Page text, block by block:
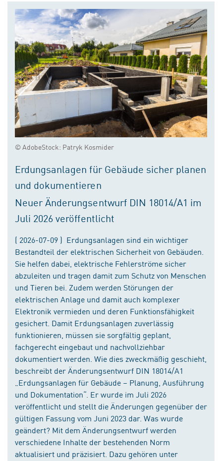
© AdobeStock: Patryk Kosmider
Erdungsanlagen für Gebäude sicher planen
und dokumentieren
Neuer Änderungsentwurf DIN 18014/A1 im
Juli 2026 veröffentlicht
( 2026-07-09 ) Erdungsanlagen sind ein wichtiger
Bestandteil der elektrischen Sicherheit von Gebäuden.
Sie helfen dabei, elektrische Fehlerströme sicher
abzuleiten und tragen damit zum Schutz von Menschen
und Tieren bei. Zudem werden Störungen der
elektrischen Anlage und damit auch komplexer
Elektronik vermieden und deren Funktionsfähigkeit
gesichert. Damit Erdungsanlagen zuverlässig
funktionieren, müssen sie sorgfältig geplant,
fachgerecht eingebaut und nachvollziehbar
dokumentiert werden. Wie dies zweckmäßig geschieht,
beschreibt der Änderungsentwurf DIN 18014/A1
„Erdungsanlagen für Gebäude – Planung, Ausführung
und Dokumentation“. Er wurde im Juli 2026
veröffentlicht und stellt die Änderungen gegenüber der
gültigen Fassung vom Juni 2023 dar. Was wurde
geändert? Mit dem Änderungsentwurf werden
verschiedene Inhalte der bestehenden Norm
aktualisiert und präzisiert. Dazu gehören unter